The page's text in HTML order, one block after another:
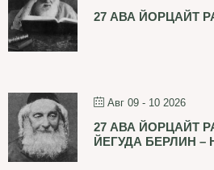
27 АВА ЙОРЦАЙТ
Авг 09 - 10 2026
27 АВА ЙОРЦАЙТ
ЙЕГУДА БЕРЛИН –